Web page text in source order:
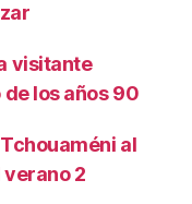
visitante
los años 90
al
2